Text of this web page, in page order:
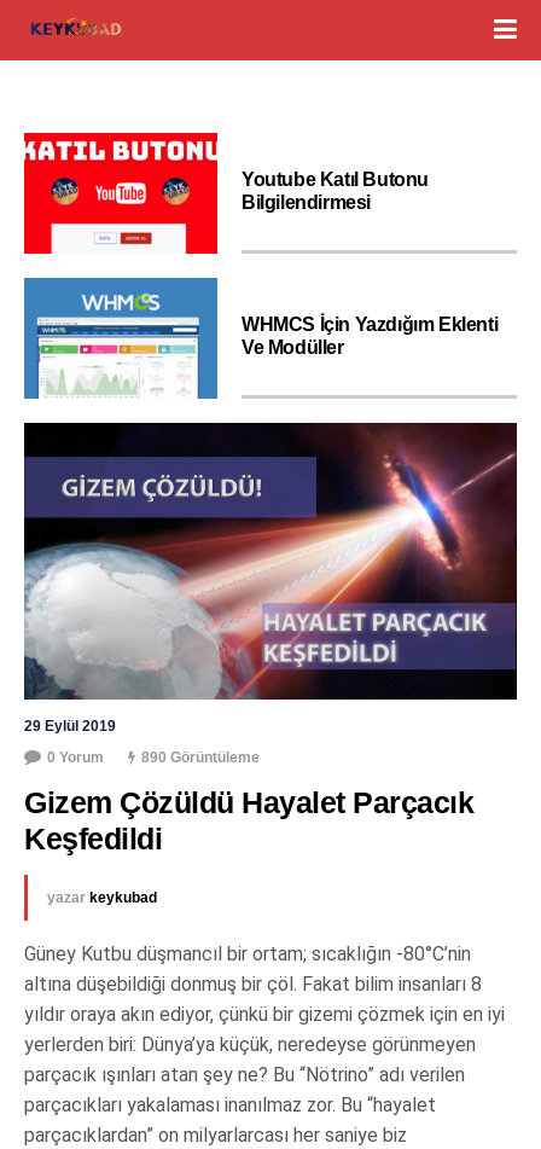
Youtube Katıl Butonu
Bilgilendirmesi
WHMCS İçin Yazdığım Eklenti
Ve Modüller
29 Eylül 2019
0 Yorum
890 Görüntüleme
Gizem Çözüldü Hayalet Parçacık
Keşfedildi
yazar keykubad
Güney Kutbu düşmancıl bir ortam; sıcaklığın -80°C’nin
altına düşebildiği donmuş bir çöl. Fakat bilim insanları 8
yıldır oraya akın ediyor, çünkü bir gizemi çözmek için en iyi
yerlerden biri: Dünya’ya küçük, neredeyse görünmeyen
parçacık ışınları atan şey ne? Bu “Nötrino” adı verilen
parçacıkları yakalaması inanılmaz zor. Bu “hayalet
parçacıklardan” on milyarlarcası her saniye biz